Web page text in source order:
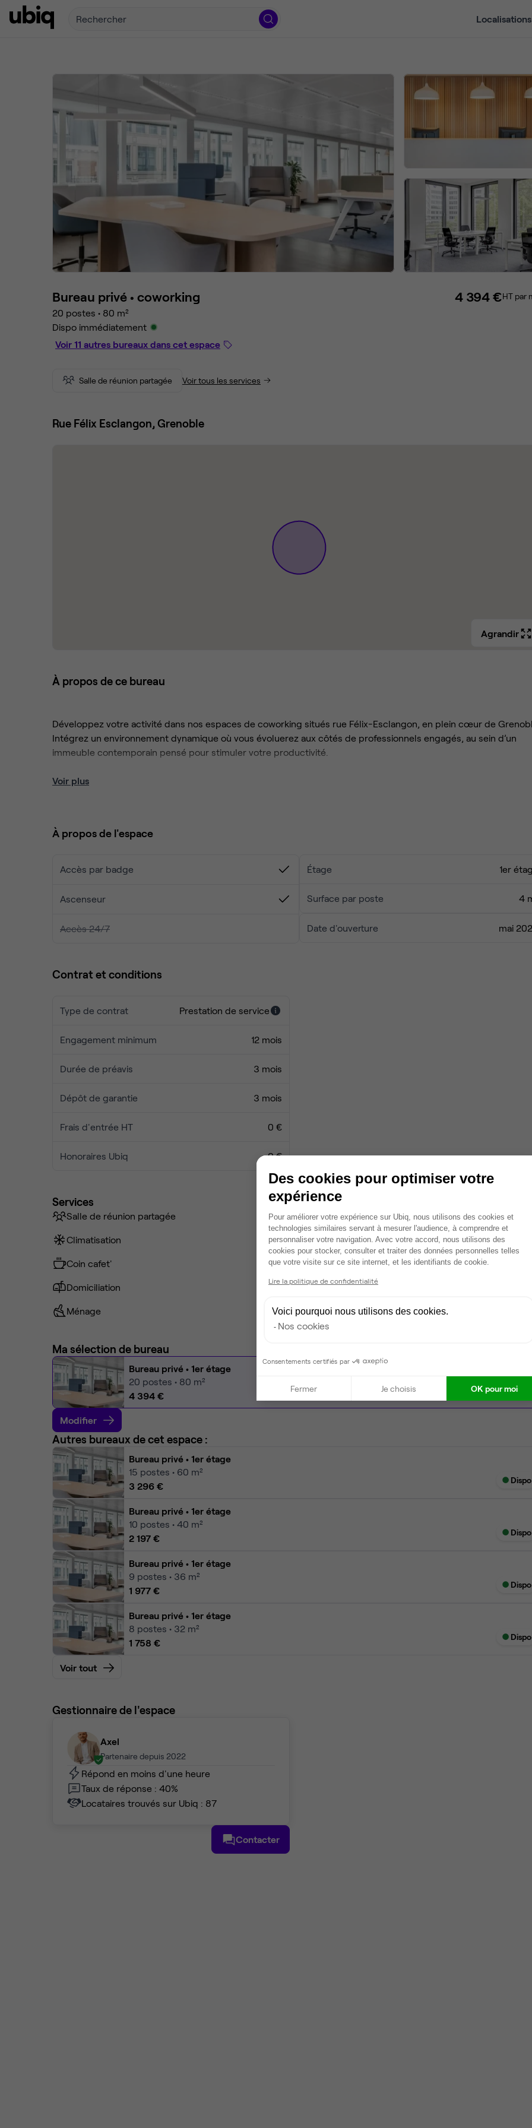
Rechercher Localisations
Bureau privé • coworking
20 postes • 80 m²
Dispo immédiatement
Voir 11 autres bureaux dans cet espace
4 394 €HT par
Salle de réunion partagée Voir tous les services
Rue Félix Esclangon, Grenoble
Agrandir
À propos de ce bureau
Développez votre activité dans nos espaces de coworking situés rue Félix-Esclangon, en plein cœur de
Intégrez un environnement dynamique où vous évoluerez aux côtés de professionnels engagés, au sein d’un
immeuble contemporain pensé pour stimuler votre productivité.
Baignés de lumière naturelle, nos bureaux entièrement aménagés offrent tout ce dont vous avez besoin pour
Voir plus
À propos de l'espace
Accès par badge
Ascenseur
Accès 24/7
Étage 1er
Surface par poste 4
Date d'ouverture mai
Contrat et conditions
Type de contrat Prestation de service
Engagement minimum 12 mois
Durée de préavis 3 mois
Dépôt de garantie 3 mois
Frais d'entrée HT 0 €
Honoraires Ubiq 0 €
Services
Salle de réunion partagée
Climatisation
Coin cafet'
Domiciliation
Ménage
Tables / chaises
Espace d'attente
Wifi
Fibre
Salle de réunion privée
Ma sélection de bureau
Bureau privé • 1er étage
20 postes • 80 m²
4 394 €
Dispo
Modifier
Autres bureaux de cet espace :
Bureau privé • 1er étage
15 postes • 60 m²
3 296 €
Dispo
Bureau privé • 1er étage
10 postes • 40 m²
2 197 €
Dispo
Bureau privé • 1er étage
9 postes • 36 m²
1 977 €
Dispo
Bureau privé • 1er étage
8 postes • 32 m²
1 758 €
Dispo
Voir tout
Gestionnaire de l'espace
Axel
Partenaire depuis 2022
Répond en moins d'une heure
Taux de réponse : 40%
Locataires trouvés sur Ubiq : 87
Contacter
Des cookies pour optimiser votre
expérience
Plateforme de Gestion du
Pour améliorer votre expérience sur Ubiq, nous utilisons des cookies et
technologies similaires servant à mesurer l'audience, à comprendre et
personnaliser votre navigation. Avec votre accord, nous utilisons des
cookies pour stocker, consulter et traiter des données personnelles telles
que votre visite sur ce site internet, et les identifiants de cookie.
Lire la politique de confidentialité
Voici pourquoi nous utilisons des cookies.
Nos cookies
Consentements certifiés par
Fermer Je choisis OK pour moi
Axeptio consent